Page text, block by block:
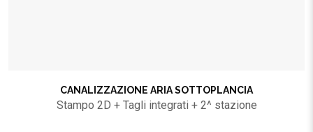
CANALIZZAZIONE ARIA SOTTOPLANCIA
Stampo 2D + Tagli integrati + 2^ stazione